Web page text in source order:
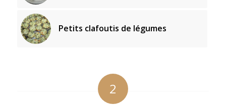
Petits clafoutis de légumes
2